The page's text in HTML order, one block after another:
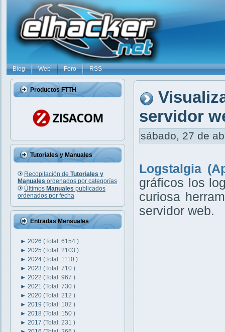
Blog Web Foro RSS
Productos FTTH
Tutoriales y Manuales
Recopilación de Tutoriales y
Manuales ordenados por categorías
Últimos Manuales publicados
ordenados por fecha
Entradas Mensuales
► 2026 (Total: 6154 )
► 2025 (Total: 2103 )
► 2024 (Total: 1110 )
► 2023 (Total: 710 )
► 2022 (Total: 967 )
► 2021 (Total: 730 )
► 2020 (Total: 212 )
► 2019 (Total: 102 )
► 2018 (Total: 150 )
► 2017 (Total: 231 )
servidor
sábado, 27 de
Logstalgia
gráficos los
curiosa
servidor web.